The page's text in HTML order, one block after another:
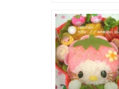
かず♪